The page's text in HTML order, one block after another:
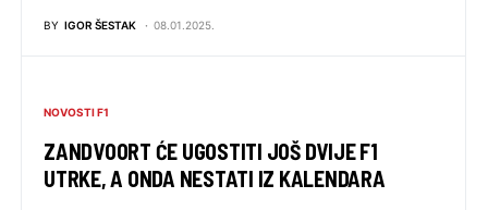
BY IGOR ŠESTAK 08.01.2025.
NOVOSTI F1
ZANDVOORT ĆE UGOSTITI JOŠ DVIJE F1
UTRKE, A ONDA NESTATI IZ KALENDARA